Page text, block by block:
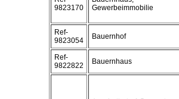
9823170
Gewerbeimmobilie
Ref-
9823054
Bauernhof
Ref-
9822822
Bauernhaus